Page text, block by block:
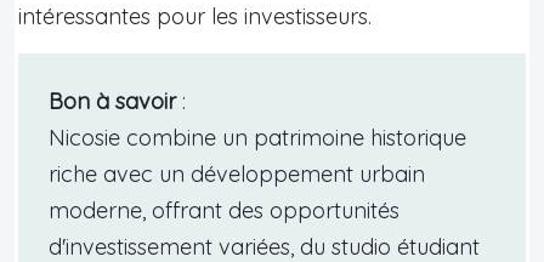
intéressantes pour les investisseurs.
Bon à savoir:
Nicosie combine un patrimoine historique
riche avec un développement urbain
moderne, offrant des opportunités
d'investissement variées, du studio étudiant